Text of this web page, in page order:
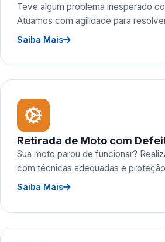
Teve algum problema inesperado
Atuamos com agilidade para
Saiba Mais
Retirada de Moto com
Sua moto parou de funcionar?
com técnicas adequadas e
Saiba Mais